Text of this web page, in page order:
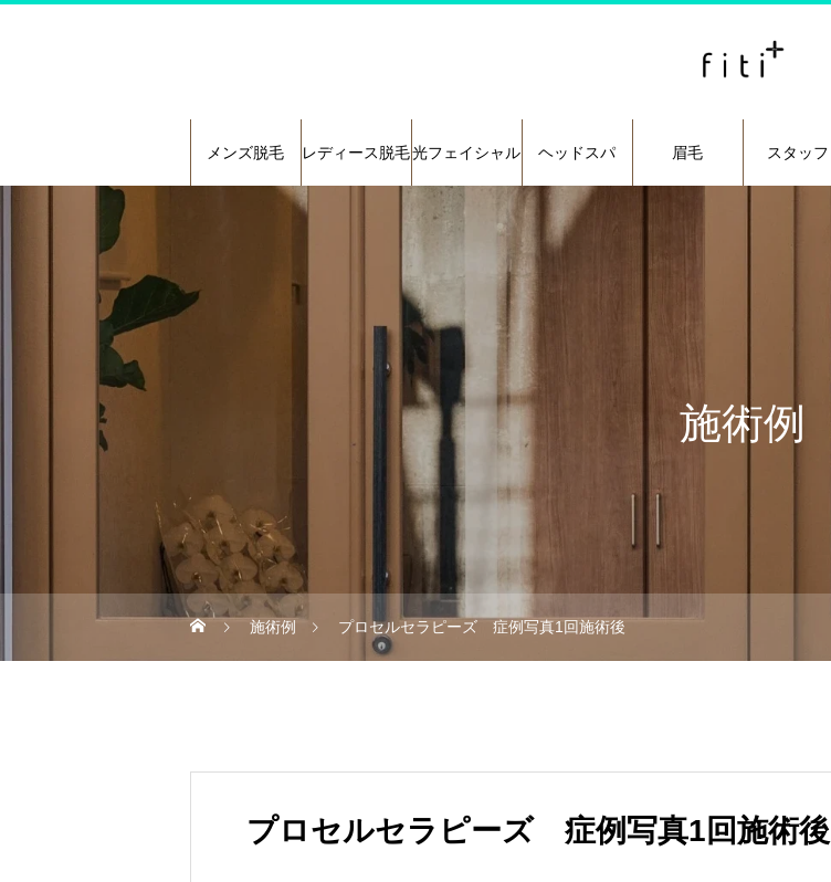
メンズ脱毛 レディース脱毛光フェイシャル ヘッドスパ 眉毛 スタッフ
施術例
施術例 プロセルセラピーズ 症例写真1回施術後
プロセルセラピーズ 症例写真1回施術後